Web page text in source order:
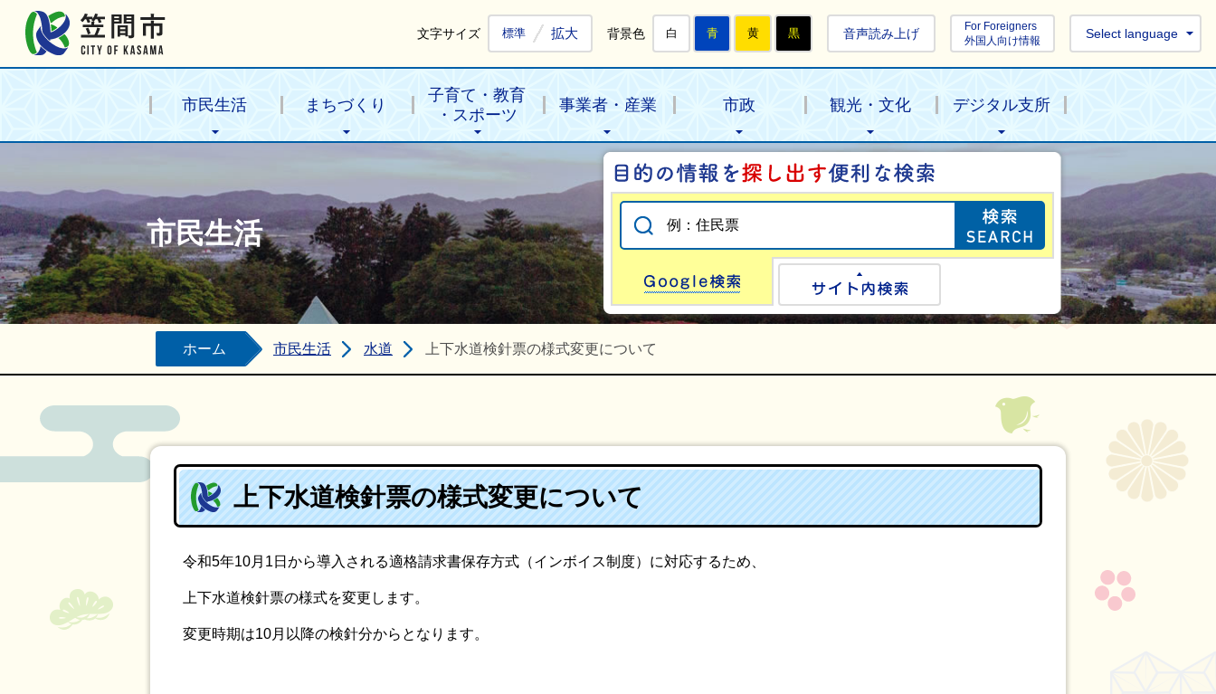
文字サイズ 標準 拡大 背景色 白 青 黄 黒 音声読み上げ
For Foreigners
外国人向け情報
Select language
市民生活 まちづくり
子育て・教育
・スポーツ
事業者・産業 市政 観光・文化 デジタル支所
市民生活
目的の情報を探
Google検索
ホーム 市民生活 水道 上下水道検針票の様式変更について
上下水道検針票の様式変更について
令和5年10月1日から導入される適格請求書保存方式（インボイス制度）に対応するため、
上下水道検針票の様式を変更します。
変更時期は10月以降の検針分からとなります。